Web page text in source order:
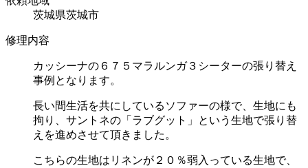
茨城県茨城市
修理内容
カッシーナの６７５マラルンガ３シーターの張り替え
事例となります。
長い間生活を共にしているソファーの様で、生地にも
拘り、サントネの「ラブグット」という生地で張り替
えを進めさせて頂きました。
こちらの生地はリネンが２０％弱入っている生地で、